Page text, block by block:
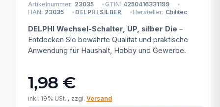
Artikelnummer: 23035 GTIN: 4250416331199
HAN: 23035 DELPHI SILBER Hersteller: Chilitec
DELPHI Wechsel-Schalter, UP, silber Die –
Entdecken Sie bewährte Qualität und praktische
Anwendung für Haushalt, Hobby und Gewerbe.
1,98 €
inkl. 19% USt. , zzgl. Versand